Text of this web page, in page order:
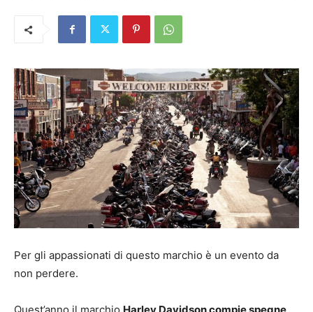
Per gli appassionati di questo marchio è un evento da
non perdere.